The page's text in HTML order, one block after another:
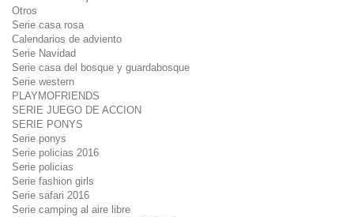
Otros
Serie casa rosa
Calendarios de adviento
Serie Navidad
Serie casa del bosque y guardabosque
Serie western
PLAYMOFRIENDS
SERIE JUEGO DE ACCION
SERIE PONYS
Serie ponys
Serie policias 2016
Serie policias
Serie fashion girls
Serie safari 2016
Serie camping al aire libre